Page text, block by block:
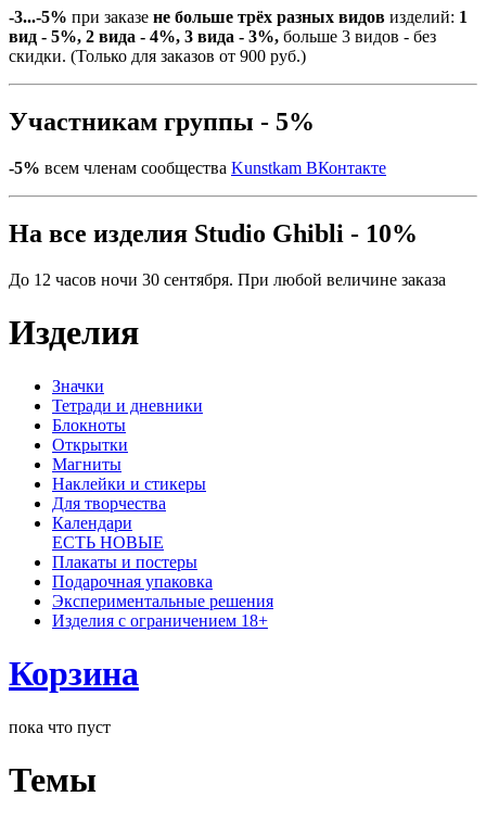
-3...-5% при заказе не больше трёх разных видов изделий: 1
вид - 5%, 2 вида - 4%, 3 вида - 3%, больше 3 видов - без
скидки. (Только для заказов от 900 руб.)
Участникам группы - 5%
-5% всем членам сообщества Kunstkam ВКонтакте
На все изделия Studio Ghibli - 10%
До 12 часов ночи 30 сентября. При любой величине заказа
Изделия
Значки
Тетради и дневники
Блокноты
Открытки
Магниты
Наклейки и стикеры
Для творчества
Календари
ЕСТЬ НОВЫЕ
Плакаты и постеры
Подарочная упаковка
Экспериментальные решения
Изделия с ограничением 18+
Корзина
пока что пуст
Темы